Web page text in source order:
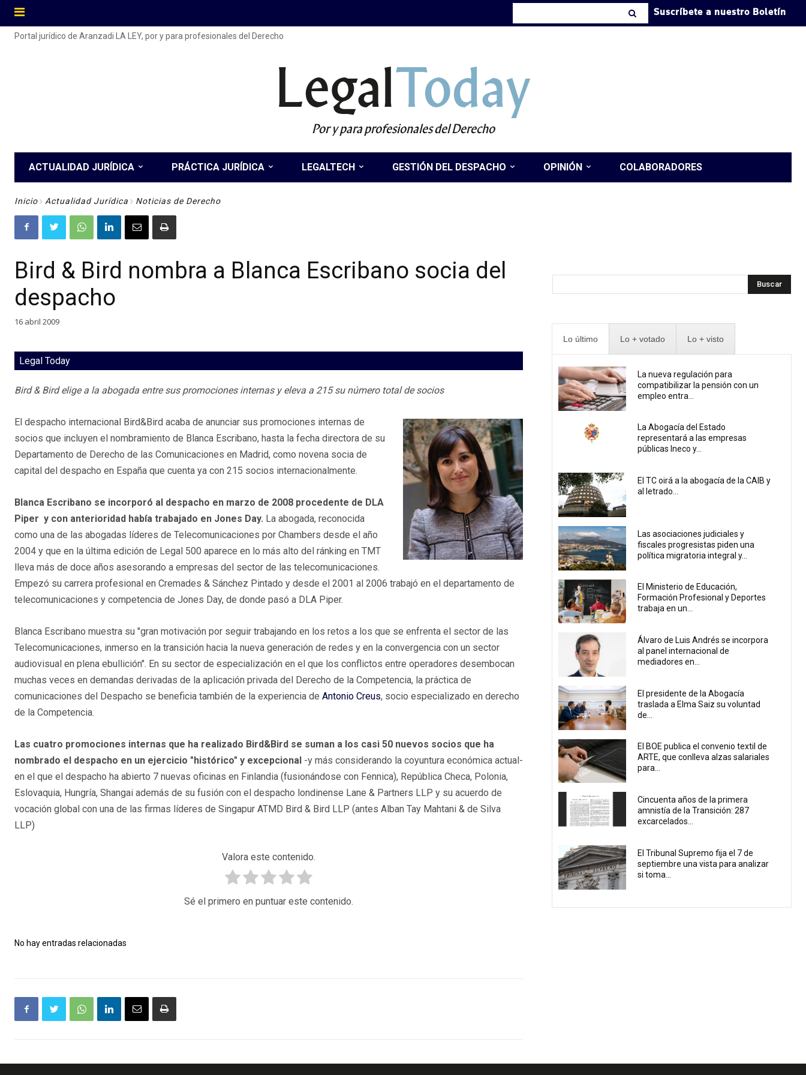
Suscríbete a nuestro Boletín
Portal jurídico de Aranzadi LA LEY, por y para profesionales del Derecho
LegalToday
Por y para profesionales del Derecho
ACTUALIDAD JURÍDICA PRÁCTICA JURÍDICA LEGALTECH GESTIÓN DEL DESPACHO OPINIÓN COLABORADORES
Inicio Actualidad Jurídica Noticias de Derecho
Bird & Bird nombra a Blanca Escribano socia del
despacho
16 abril 2009
Legal Today
Bird & Bird elige a la abogada entre sus promociones internas y eleva a 215 su número total de socios
El despacho internacional Bird&Bird acaba de anunciar sus promociones internas de
socios que incluyen el nombramiento de Blanca Escribano, hasta la fecha directora de su
Departamento de Derecho de las Comunicaciones en Madrid, como novena socia de
capital del despacho en España que cuenta ya con 215 socios internacionalmente.
Blanca Escribano se incorporó al despacho en marzo de 2008 procedente de DLA
Piper y con anterioridad había trabajado en Jones Day. La abogada, reconocida
como una de las abogadas líderes de Telecomunicaciones por Chambers desde el año
2004 y que en la última edición de Legal 500 aparece en lo más alto del ránking en TMT
lleva más de doce años asesorando a empresas del sector de las telecomunicaciones.
Empezó su carrera profesional en Cremades & Sánchez Pintado y desde el 2001 al 2006 trabajó en el departamento de
telecomunicaciones y competencia de Jones Day, de donde pasó a DLA Piper.
Blanca Escribano muestra su "gran motivación por seguir trabajando en los retos a los que se enfrenta el sector de las
Telecomunicaciones, inmerso en la transición hacia la nueva generación de redes y en la convergencia con un sector
audiovisual en plena ebullición". En su sector de especialización en el que los conflictos entre operadores desembocan
muchas veces en demandas derivadas de la aplicación privada del Derecho de la Competencia, la práctica de
comunicaciones del Despacho se beneficia también de la experiencia de Antonio Creus, socio especializado en derecho
de la Competencia.
Las cuatro promociones internas que ha realizado Bird&Bird se suman a los casi 50 nuevos socios que ha
nombrado el despacho en un ejercicio "histórico" y excepcional -y más considerando la coyuntura económica actual-
en el que el despacho ha abierto 7 nuevas oficinas en Finlandia (fusionándose con Fennica), República Checa, Polonia,
Eslovaquia, Hungría, Shangai además de su fusión con el despacho londinense Lane & Partners LLP y su acuerdo de
vocación global con una de las firmas líderes de Singapur ATMD Bird & Bird LLP (antes Alban Tay Mahtani & de Silva
LLP)
Valora este contenido.
Sé el primero en puntuar este contenido.
No hay entradas relacionadas
Buscar
Lo último Lo + votado Lo + visto
La nueva regulación para
compatibilizar la pensión con un
empleo entra...
La Abogacía del Estado
representará a las empresas
públicas Ineco y...
El TC oirá a la abogacía de la CAIB y
al letrado...
Las asociaciones judiciales y
fiscales progresistas piden una
política migratoria integral y...
El Ministerio de Educación,
Formación Profesional y Deportes
trabaja en un...
Álvaro de Luis Andrés se incorpora
al panel internacional de
mediadores en...
El presidente de la Abogacía
traslada a Elma Saiz su voluntad
de...
El BOE publica el convenio textil de
ARTE, que conlleva alzas salariales
para...
Cincuenta años de la primera
amnistía de la Transición: 287
excarcelados...
El Tribunal Supremo fija el 7 de
septiembre una vista para analizar
si toma...